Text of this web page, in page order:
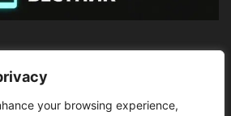
your browsing experience,